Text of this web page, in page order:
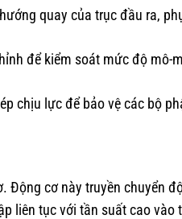
quay của trục đầu ra,
để kiểm soát mức độ mô-
chịu lực để bảo vệ các bộ
Động cơ này truyền chuyển
liên tục với tần suất cao vào